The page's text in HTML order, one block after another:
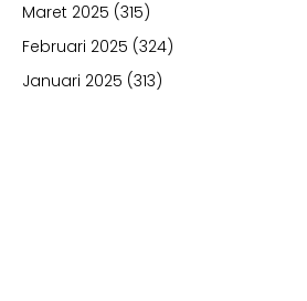
Maret 2025 (315)
Februari 2025 (324)
Januari 2025 (313)